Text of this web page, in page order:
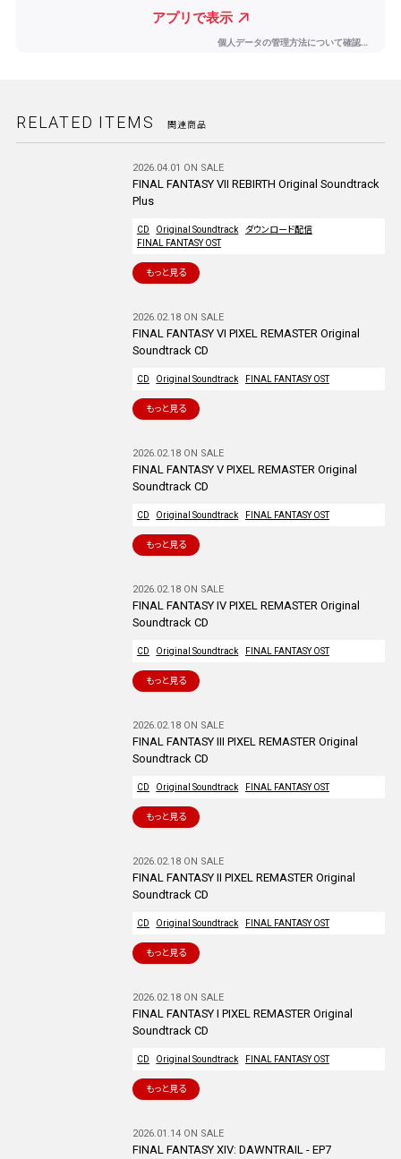
RELATED ITEMS 関連商品
2026.04.01 ON SALE
FINAL FANTASY VII REBIRTH Original Soundtrack
Plus
CD Original Soundtrack
ダウンロード配信
FINAL FANTASY OST
もっと見る
2026.02.18 ON SALE
FINAL FANTASY VI PIXEL REMASTER Original
Soundtrack CD
CD Original Soundtrack FINAL FANTASY OST
もっと見る
2026.02.18 ON SALE
FINAL FANTASY V PIXEL REMASTER Original
Soundtrack CD
CD Original Soundtrack FINAL FANTASY OST
もっと見る
2026.02.18 ON SALE
FINAL FANTASY IV PIXEL REMASTER Original
Soundtrack CD
CD Original Soundtrack FINAL FANTASY OST
もっと見る
2026.02.18 ON SALE
FINAL FANTASY III PIXEL REMASTER Original
Soundtrack CD
CD Original Soundtrack FINAL FANTASY OST
もっと見る
2026.02.18 ON SALE
FINAL FANTASY II PIXEL REMASTER Original
Soundtrack CD
CD Original Soundtrack FINAL FANTASY OST
もっと見る
2026.02.18 ON SALE
FINAL FANTASY I PIXEL REMASTER Original
Soundtrack CD
CD Original Soundtrack FINAL FANTASY OST
もっと見る
2026.01.14 ON SALE
FINAL FANTASY XIV: DAWNTRAIL - EP7